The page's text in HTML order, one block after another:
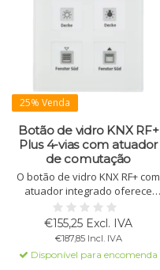
25% Venda
Botão de vidro KNX RF+
Plus 4-vias com atuador
de comutação
O botão de vidro KNX RF+ com
atuador integrado oferece
controle inteligente de
iluminação, persianas e
temperatura. Suporta 1 ou 2
botões, fácil instalação.
€155,25 Excl. IVA
€187,85 Incl. IVA
Disponível para encomenda